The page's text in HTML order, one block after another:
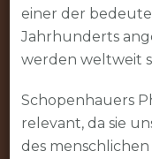
einer der
Jahrhunderts
werden weltweit
Schopenhauers
relevant, da sie
des